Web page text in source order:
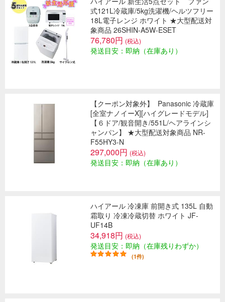
式121L冷蔵庫/5kg洗濯機/ヘルツフリー
18L電子レンジ ホワイト ★大型配送対
象商品 26SHIN-A5W-ESET
76,780円 (税込)
発送目安：即納（在庫あり）
【クーポン対象外】
Panasonic 冷蔵庫
[全室ナノイーX][ハイグレードモデル]
【６ドア/観音開き/551L/ヘアラインシ
ャンパン】 ★大型配送対象商品 NR-
F55HY3-N
297,000円 (税込)
発送目安：即納（在庫あり）
ハイアール 冷凍庫 前開き式 135L 自動
霜取り 冷凍冷蔵切替 ホワイト JF-
UF14B
34,918円 (税込)
発送目安：即納（在庫残りわずか）
(1件)